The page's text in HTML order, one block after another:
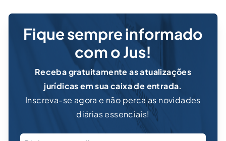
Fique sempre informado
com o Jus!
Receba gratuitamente as atualizações
jurídicas em sua caixa de entrada.
Inscreva-se agora e não perca as novidades
diárias essenciais!